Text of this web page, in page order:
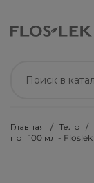
Главная Тело
ног 100 мл - Floslek